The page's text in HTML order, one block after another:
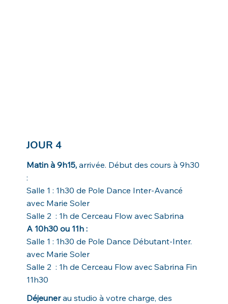
JOUR 4
Matin à 9h15, arrivée. Début des cours à 9h30
:
Salle 1 : 1h30 de Pole Dance Inter-Avancé
avec Marie Soler
Salle 2 : 1h de Cerceau Flow avec Sabrina
A 10h30 ou 11h :
Salle 1 : 1h30 de Pole Dance Débutant-Inter.
avec Marie Soler
Salle 2 : 1h de Cerceau Flow avec Sabrina Fin
11h30
Déjeunerau studio à votre charge, des